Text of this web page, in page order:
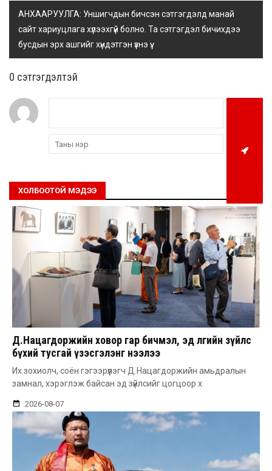
АНХААРУУЛГА: Уншигчдын бичсэн сэтгэгдэлд манай
сайт хариуцлага хүлээхгүй болно. Та сэтгэгдэл бичихдээ
бусдын эрх ашгийг хүндэтгэн үзнэ үү.
0 cэтгэгдэлтэй
ХОЛБООТОЙ МЭДЭЭ
Д.Нацагдоржийн ховор гар бичмэл, эд өлгийн зүйлс
бүхий тусгай үзэсгэлэнг нээлээ
Их зохиолч, соён гэгээрүүлэгч Д.Нацагдоржийн амьдралын
замнал, хэрэглэж байсан эд зүйлсийг цогцоор х
2026-08-07